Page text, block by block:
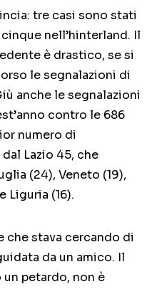
tre casi sono stati
nell’hinterland. Il
è drastico, se si
le segnalazioni di
anche le segnalazioni
contro le 686
numero di
Lazio 45, che
(24), Veneto (19),
Liguria (16).
che stava cercando di
da un amico. Il
un petardo, non è